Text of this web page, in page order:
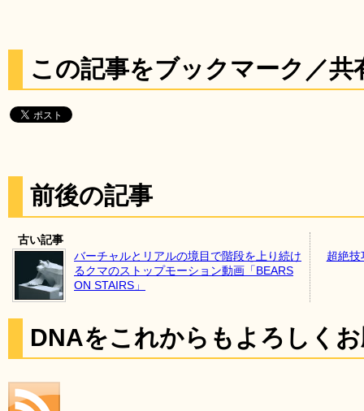
この記事をブックマーク／共
前後の記事
古い記事
バーチャルとリアルの境目で階段を上り続け
るクマのストップモーション動画「BEARS
ON STAIRS」
超絶
DNAをこれからもよろしく